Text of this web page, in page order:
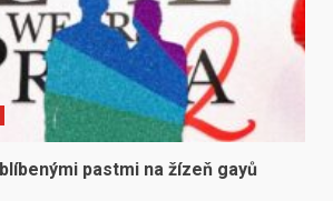
pastmi na žízeň gayů